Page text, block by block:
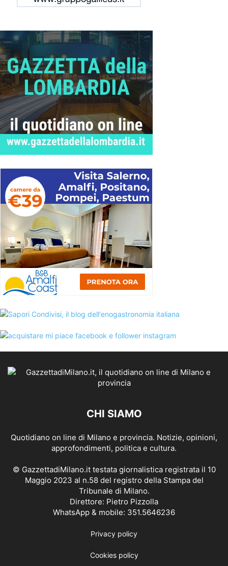
CHI SIAMO
Quotidiano on line di Milano e provincia. Notizie, opinioni,
approfondimenti, politica e cultura.
© GazzettadiMilano.it testata giornalistica registrata il 10
Maggio 2023 al n.58 del registro della Stampa del
Tribunale di Milano.
Direttore: Pietro Pizzolla
WhatsApp & mobile: 351.5646236
Privacy policy
Cookies policy